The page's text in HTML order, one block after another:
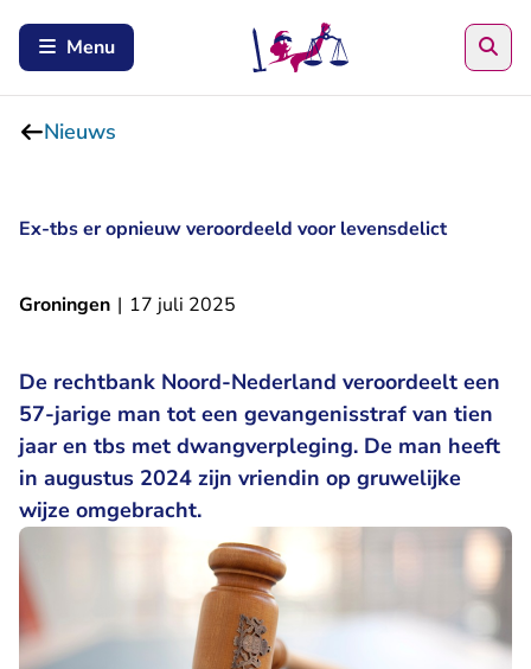
Menu
Nieuws
Ex-tbs er opnieuw veroordeeld voor levensdelict
Groningen | 17 juli 2025
De rechtbank Noord-Nederland veroordeelt een
57-jarige man tot een gevangenisstraf van tien
jaar en tbs met dwangverpleging. De man heeft
in augustus 2024 zijn vriendin op gruwelijke
wijze omgebracht.